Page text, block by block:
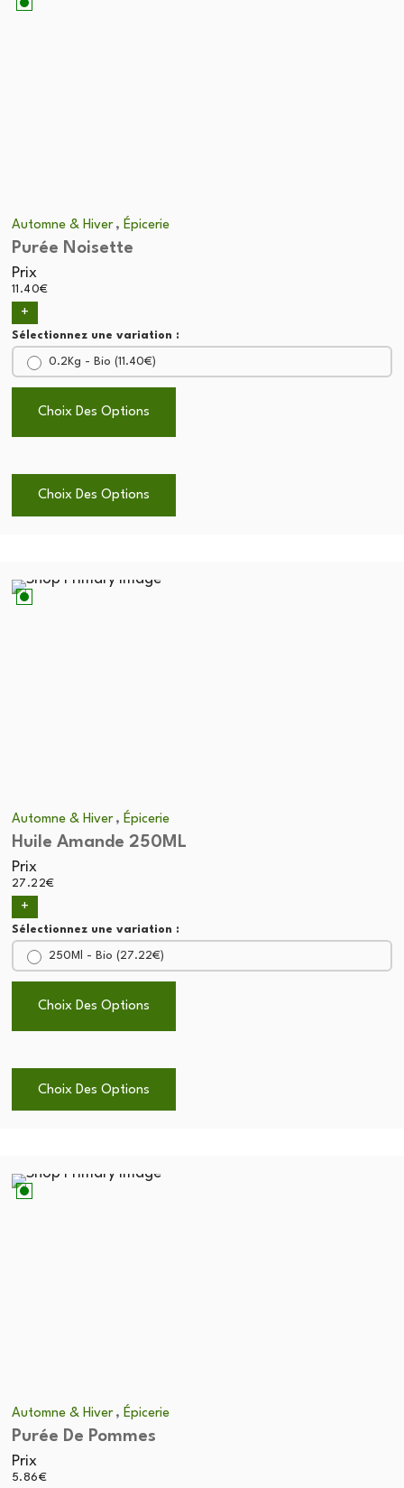
Automne & Hiver , Épicerie
Purée Noisette
Prix
11.40€
+
Sélectionnez une variation :
0.2Kg - Bio (11.40€)
Choix Des Options
Choix Des Options
Automne & Hiver , Épicerie
Huile Amande 250ML
Prix
27.22€
+
Sélectionnez une variation :
250Ml - Bio (27.22€)
Choix Des Options
Choix Des Options
Automne & Hiver , Épicerie
Purée De Pommes
Prix
5.86€